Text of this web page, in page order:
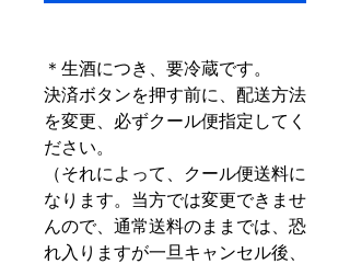
＊生酒につき、要冷蔵です。
決済ボタンを押す前に、配送方法
を変更、必ずクール便指定してく
ださい。
（それによって、クール便送料に
なります。当方では変更できませ
んので、通常送料のままでは、恐
れ入りますが一旦キャンセル後、